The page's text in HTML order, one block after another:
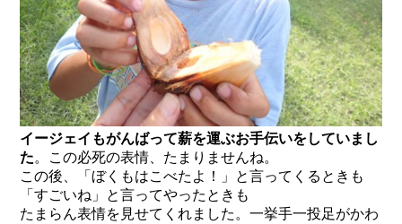
イージェイもがんばって薪を運ぶお手伝いをしていまし
た。この必死の表情、たまりませんね。
この後、「ぼくもはこべたよ！」と言ってくるときも
「すごいね」と言ってやったときも
たまらん表情を見せてくれました。一挙手一投足がかわ